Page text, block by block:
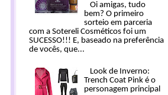
Oi amigas, tudo
bem? O primeiro
sorteio em parceria
com a Sotereli Cosméticos foi um
SUCESSO!!! E, baseado na preferência
de vocês, que...
Look de Inverno:
Trench Coat Pink é o
personagem principal